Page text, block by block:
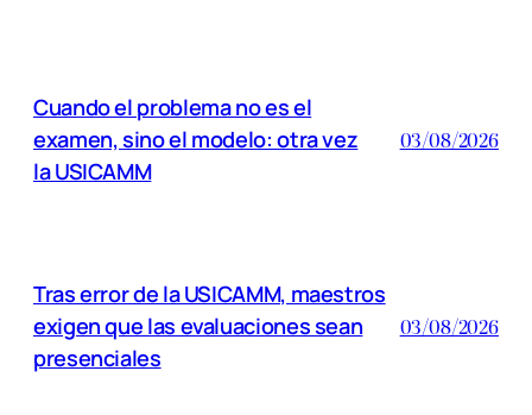
Cuando el problema no es el
examen, sino el modelo: otra vez
la USICAMM
03/08/2026
Tras error de la USICAMM, maestros
exigen que las evaluaciones sean
presenciales
03/08/2026